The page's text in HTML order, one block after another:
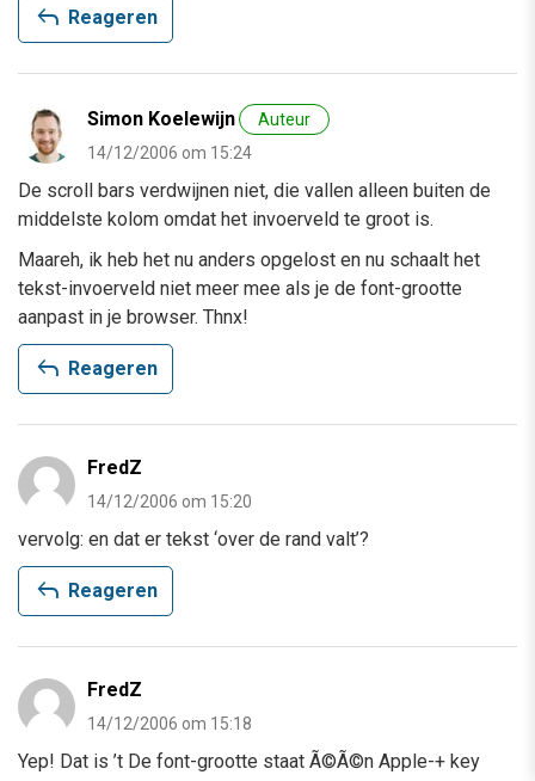
reply Reageren
Simon Koelewijn
Auteur
14/12/2006 om 15:24
De scroll bars verdwijnen niet, die vallen alleen buiten de
middelste kolom omdat het invoerveld te groot is.
Maareh, ik heb het nu anders opgelost en nu schaalt het
tekst-invoerveld niet meer mee als je de font-grootte
aanpast in je browser. Thnx!
reply Reageren
FredZ
14/12/2006 om 15:20
vervolg: en dat er tekst ‘over de rand valt’?
reply Reageren
FredZ
14/12/2006 om 15:18
Yep! Dat is ’t De font-grootte staat Ã©Ã©n Apple-+ key